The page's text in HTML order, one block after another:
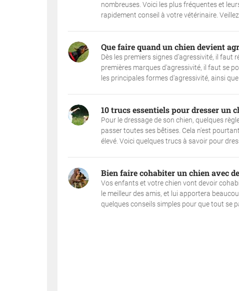
nombreuses. Voici les plus fréquentes et
rapidement conseil à votre vétérinaire.
Que faire quand un chien devient
Dès les premiers signes d’agressivité, il
premières marques d'agressivité, il faut se
les principales formes d'agressivité, ainsi que
10 trucs essentiels pour dresser un
Pour le dressage de son chien, quelques
passer toutes ses bêtises. Cela n'est
élevé. Voici quelques trucs à savoir pour
Bien faire cohabiter un chien avec
Vos enfants et votre chien vont devoir
le meilleur des amis, et lui apportera
quelques conseils simples pour que tout se